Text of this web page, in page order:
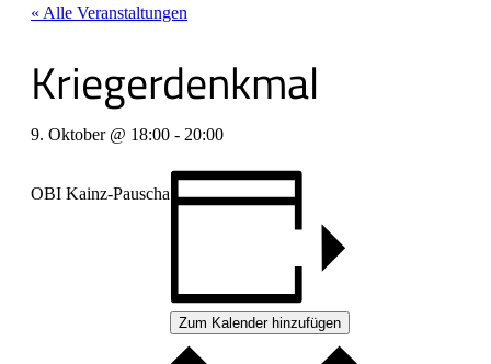
« Alle Veranstaltungen
Kriegerdenkmal
9. Oktober @ 18:00 - 20:00
OBI Kainz-Pauscha
Zum Kalender hinzufügen